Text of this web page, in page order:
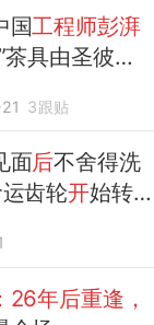
国工程师彭湃
具由圣彼得
3跟贴
面后不舍得洗
齿轮开始转
26年后重逢，